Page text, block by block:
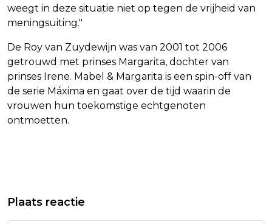
weegt in deze situatie niet op tegen de vrijheid van
meningsuiting."
De Roy van Zuydewijn was van 2001 tot 2006
getrouwd met prinses Margarita, dochter van
prinses Irene. Mabel & Margarita is een spin-off van
de serie Máxima en gaat over de tijd waarin de
vrouwen hun toekomstige echtgenoten
ontmoetten.
RECORDTEMPO OMLAAG DOOR
DE ROY VAN ZUYDEWIJN KRIJGT GEEN
Plaats reactie